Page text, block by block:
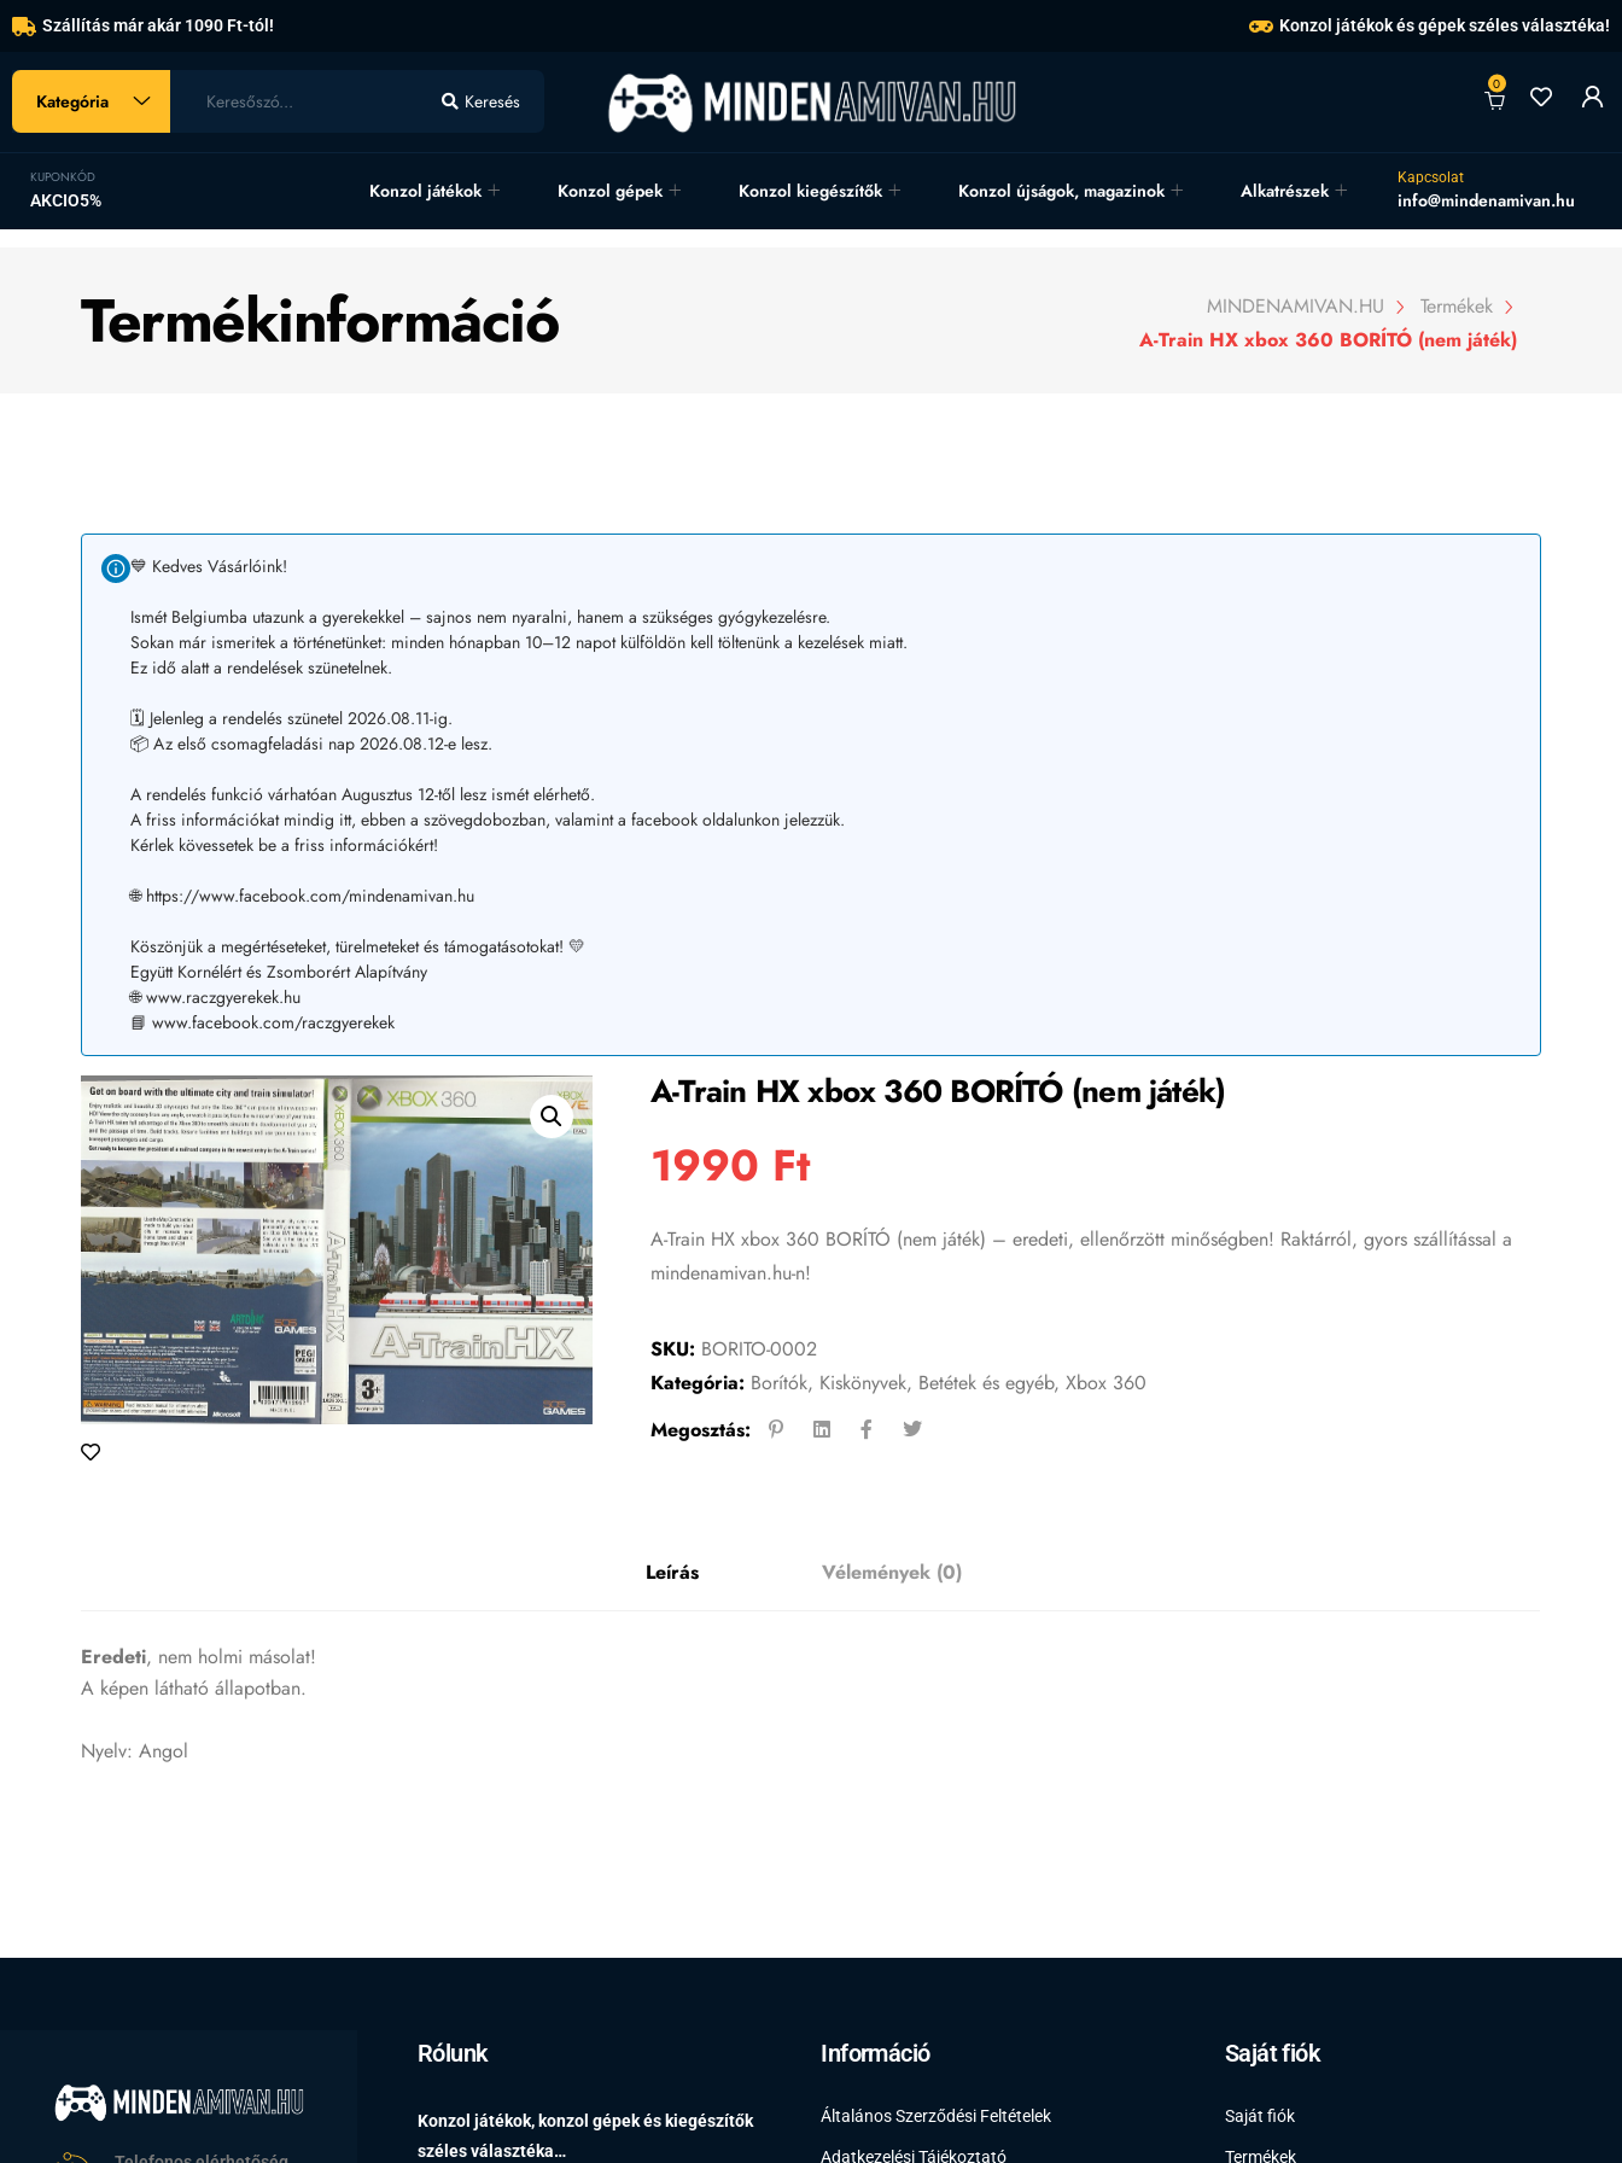
Szállítás már akár 1090 Ft-tól! Konzol játékok és gépek széles választéka!
Kategória Keresés
0
KUPONKÓD
AKCIO5% Konzol játékok Konzol gépek Konzol kiegészítők Konzol újságok, magazinok Alkatrészek
Kapcsolat
info@mindenamivan.hu
Termékinformáció MINDENAMIVAN.HU
Termékek
A-Train HX xbox 360 BORÍTÓ (nem játék)
💙 Kedves Vásárlóink!
Ismét Belgiumba utazunk a gyerekekkel – sajnos nem nyaralni, hanem a szükséges gyógykezelésre.
Sokan már ismeritek a történetünket: minden hónapban 10–12 napot külföldön kell töltenünk a kezelések miatt.
Ez idő alatt a rendelések szünetelnek.
🗓️ Jelenleg a rendelés szünetel 2026.08.11-ig.
📦 Az első csomagfeladási nap 2026.08.12-e lesz.
A rendelés funkció várhatóan Augusztus 12-től lesz ismét elérhető.
A friss információkat mindig itt, ebben a szövegdobozban, valamint a facebook oldalunkon jelezzük.
Kérlek kövessetek be a friss információkért!
🌐 https://www.facebook.com/mindenamivan.hu
Köszönjük a megértéseteket, türelmeteket és támogatásotokat! 💛
Együtt Kornélért és Zsomborért Alapítvány
🌐 www.raczgyerekek.hu
📘 www.facebook.com/raczgyerekek
A-Train HX xbox 360 BORÍTÓ (nem játék)
1990 Ft
A-Train HX xbox 360 BORÍTÓ (nem játék) – eredeti, ellenőrzött minőségben! Raktárról, gyors szállítással a
mindenamivan.hu-n!
SKU: BORITO-0002
Kategória: Borítók, Kiskönyvek, Betétek és egyéb, Xbox 360
Megosztás:
Leírás Vélemények (0)
Eredeti, nem holmi másolat!
A képen látható állapotban.
Nyelv: Angol
Rólunk
Konzol játékok, konzol gépek és kiegészítők
széles választéka…
Információ
Általános Szerződési Feltételek
Adatkezelési Tájékoztató
Saját fiók
Saját fiók
Termékek